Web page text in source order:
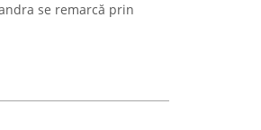
se remarcă prin